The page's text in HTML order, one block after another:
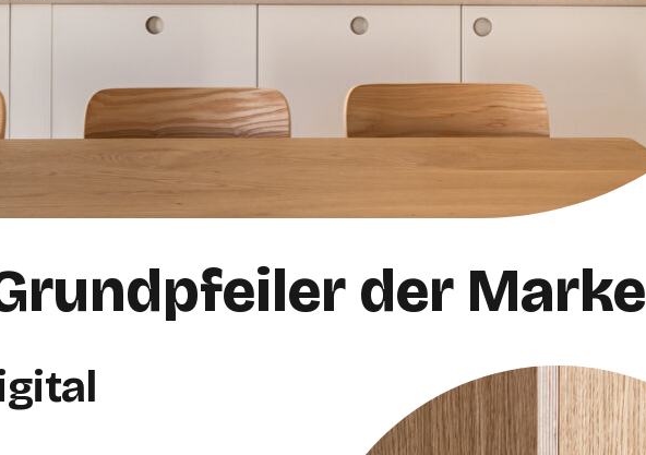
der Marke